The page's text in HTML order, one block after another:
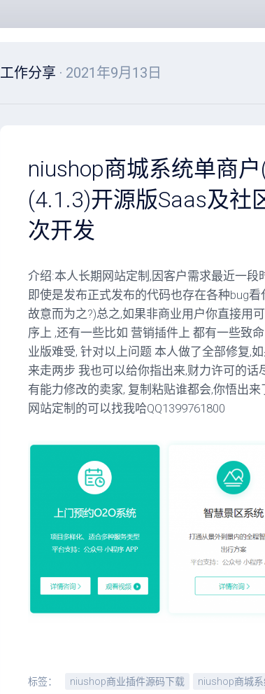
工作分享 · 2021年9月13日
niushop商城系统单商
(4.1.3)开源版Saas及社
次开发
介绍:本人长期网站定制,因客户需求最近一段
即使是发布正式发布的代码也存在各种bug
故意而为之?)总之,如果非商业用户你直接用
序上 ,还有一些比如 营销插件上 都有一些致
业版难受, 针对以上问题 本人做了全部修复,
来走两步 我也可以给你指出来,财力许可的话
有能力修改的卖家, 复制粘贴谁都会,你悟出
网站定制的可以找我哈QQ1399761800
标签： niushop商业插件源码下载
niushop商城